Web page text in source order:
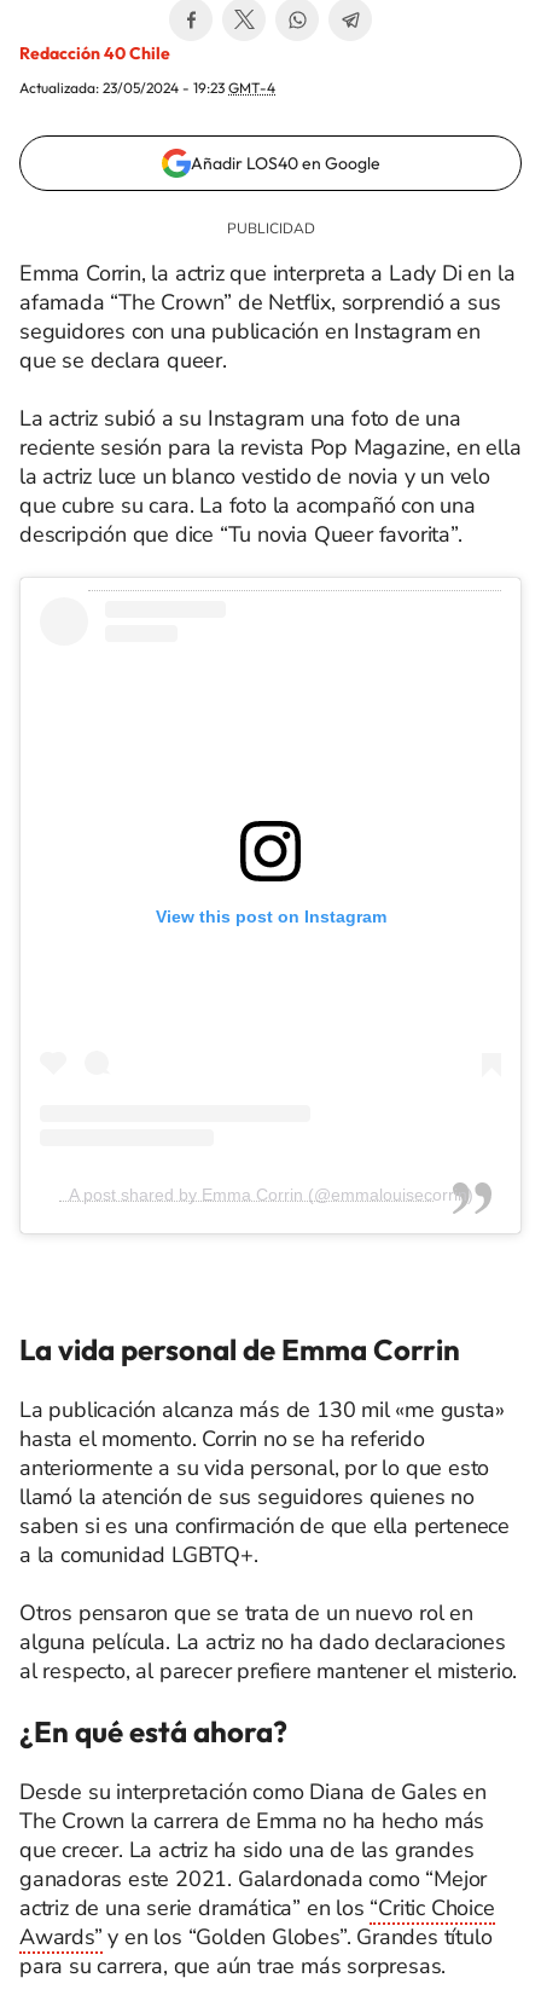
Redacción 40 Chile
Actualizada: 23/05/2024 - 19:23 GMT-4
Añadir LOS40 en Google
Emma Corrin, la actriz que interpreta a Lady Di en la
afamada “The Crown” de Netflix, sorprendió a sus
seguidores con una publicación en Instagram en
que se declara queer.
La actriz subió a su Instagram una foto de una
reciente sesión para la revista Pop Magazine, en ella
la actriz luce un blanco vestido de novia y un velo
que cubre su cara. La foto la acompañó con una
descripción que dice “Tu novia Queer favorita”.
View this post on Instagram
A post shared by Emma Corrin (@emmalouisecorrin)
La vida personal de Emma Corrin
La publicación alcanza más de 130 mil «me gusta»
hasta el momento. Corrin no se ha referido
anteriormente a su vida personal, por lo que esto
llamó la atención de sus seguidores quienes no
saben si es una confirmación de que ella pertenece
a la comunidad LGBTQ+.
Otros pensaron que se trata de un nuevo rol en
alguna película. La actriz no ha dado declaraciones
al respecto, al parecer prefiere mantener el misterio.
¿En qué está ahora?
Desde su interpretación como Diana de Gales en
The Crown la carrera de Emma no ha hecho más
que crecer. La actriz ha sido una de las grandes
ganadoras este 2021. Galardonada como “Mejor
actriz de una serie dramática” en los “Critic Choice
Awards” y en los “Golden Globes”. Grandes título
para su carrera, que aún trae más sorpresas.